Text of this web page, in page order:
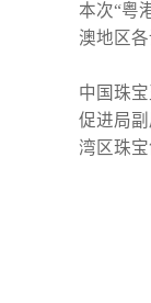
本次“粤
澳地区
中国珠
促进局
湾区珠